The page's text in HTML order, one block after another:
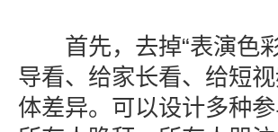
首先，去掉“表演色彩
导看、给家长看、给短
体差异。可以设计多种